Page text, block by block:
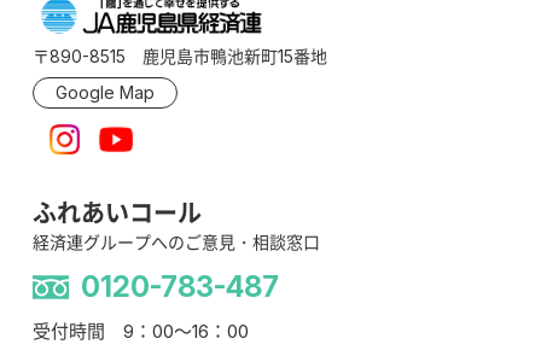
〒890-8515 鹿児島市鴨池新町15番地
Google Map
ふれあいコール
経済連グループへのご意見・相談窓口
0120-783-487
受付時間 9：00～16：00